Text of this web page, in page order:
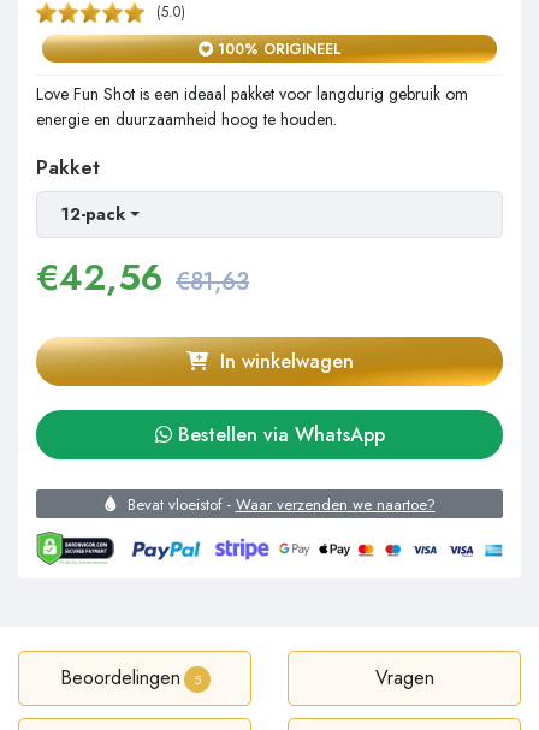
(5.0)
100% ORIGINEEL
Love Fun Shot is een ideaal pakket voor langdurig gebruik om
energie en duurzaamheid hoog te houden.
Pakket
12-pack
€42,56 €81,63
In winkelwagen
Bestellen via WhatsApp
Bevat vloeistof - Waar verzenden we naartoe?
Beoordelingen 5 Vragen